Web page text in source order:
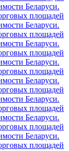
Беларуси.
площадей
Беларуси.
площадей
Беларуси.
площадей
Беларуси.
площадей
Беларуси.
площадей
Беларуси.
площадей
Беларуси.
площадей
Беларуси.
площадей